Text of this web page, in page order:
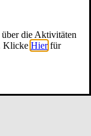
die Aktivitäten
Klicke Hier für